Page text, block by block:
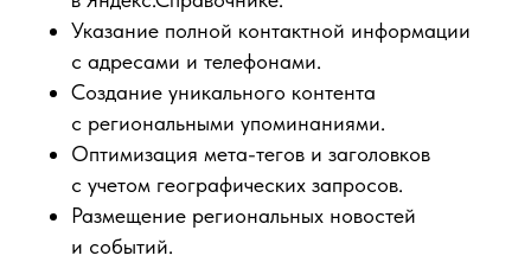
Указание полной контактной информации
с адресами и телефонами.
Создание уникального контента
с региональными упоминаниями.
Оптимизация мета-тегов и заголовков
с учетом географических запросов.
Размещение региональных новостей
и событий.